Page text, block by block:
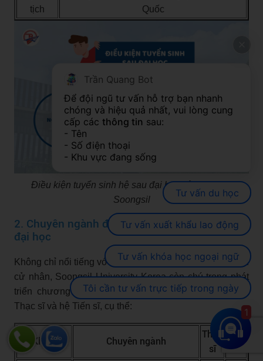
tịch
Quốc
Điều kiện tuyển sinh hệ sau đại học của Đại học
Soongsil
2. Chuyên ngành đào tạo và học phí hệ sau
đại học
Không chỉ nổi tiếng với chất lượng đào tạo chương trình
cử nhân, Soongsil University Korea còn chú trọng phát
triển chương trình đào tạo chuyên sâu thông qua hệ
Thạc sĩ và hệ Tiến sĩ, cụ thể:
Khoa Chuyên ngành
Thạc
sĩ
Tiến
sĩ
Trần Quang Bot
Để đội ngũ tư vấn hỗ trợ bạn nhanh
chóng và hiệu quả nhất, vui lòng cung
cấp các thông tin sau:
- Tên
- Số điện thoại
- Khu vực đang sống
Tư vấn du học
Tư vấn xuất khẩu lao động
Tư vấn khóa học ngoại ngữ
Tôi cần tư vấn trực tiếp trong ngày
1